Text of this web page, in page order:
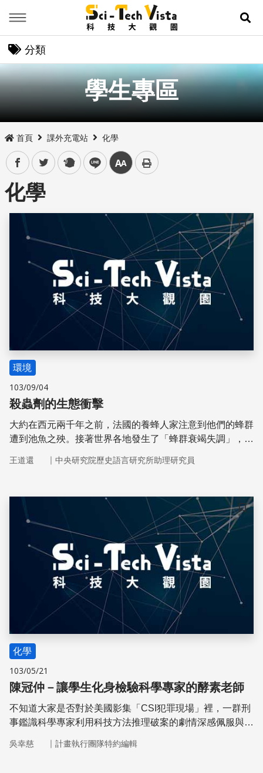
展
分類
學生專區
首頁 課外充電站 化學
facebooktwitter plurk line 中
化學
儲存
環境
103/09/04
殺蟲劑的生態衝擊
大約在西元兩千年之前，法國的養蜂人家注意到他們的蜂群
遭到池魚之殃。接著世界各地發生了「蜂群衰竭失調」，近
殺蟲劑。
王道還 ｜ 中央研究院歷史語言研究所助理研究員
儲存
化學
103/05/21
陳冠仲－讓學生化身檢驗科學專家的酵素老師
不知道大家是否對於美國影集「CSI犯罪現場」裡，一群刑
事鑑識科學專家利用科技方法推理破案的劇情深感佩服與崇
為戲劇裡的一員，甚至以打擊犯罪的警察為志向。科學教育
吳幸慈 ｜ 計畫執行團隊特約編輯